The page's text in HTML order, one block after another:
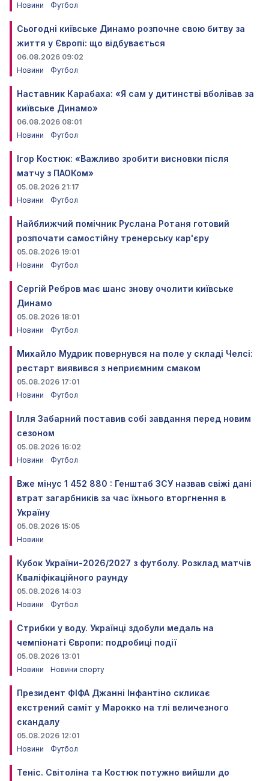
Новини
Футбол
Сьогодні київське Динамо розпочне свою битву за
життя у Європі: що відбувається
06.08.2026 09:02
Новини
Футбол
Наставник Карабаха: «Я сам у дитинстві вболівав за
київське Динамо»
06.08.2026 08:01
Новини
Футбол
Ігор Костюк: «Важливо зробити висновки після
матчу з ПАОКом»
05.08.2026 21:17
Новини
Футбол
Найближчий помічник Руслана Ротаня готовий
розпочати самостійну тренерську кар'єру
05.08.2026 19:01
Новини
Футбол
Сергій Ребров має шанс знову очолити київське
Динамо
05.08.2026 18:01
Новини
Футбол
Михайло Мудрик повернувся на поле у складі Челсі:
рестарт виявився з неприємним смаком
05.08.2026 17:01
Новини
Футбол
Ілля Забарний поставив собі завдання перед новим
сезоном
05.08.2026 16:02
Новини
Футбол
Вже мінус 1 452 880 : Генштаб ЗСУ назвав свіжі дані
втрат загарбників за час їхнього вторгнення в
Україну
05.08.2026 15:05
Новини
Кубок України-2026/2027 з футболу. Розклад матчів
Кваліфікаційного раунду
05.08.2026 14:03
Новини
Футбол
Стрибки у воду. Українці здобули медаль на
чемпіонаті Європи: подробиці події
05.08.2026 13:01
Новини
Новини спорту
Президент ФІФА Джанні Інфантіно скликає
екстрений саміт у Марокко на тлі величезного
скандалу
05.08.2026 12:01
Новини
Футбол
Теніс. Світоліна та Костюк потужно вийшли до